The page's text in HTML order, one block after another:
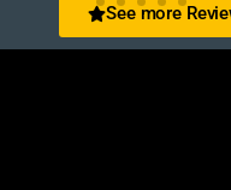
See more